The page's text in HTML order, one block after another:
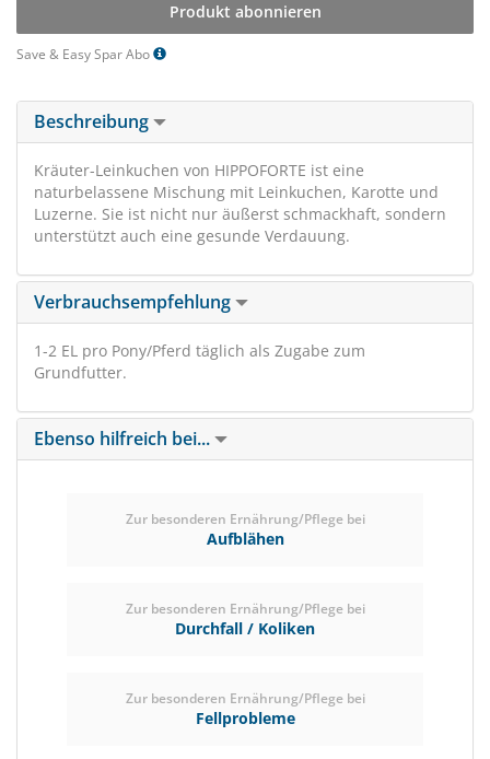
Produkt abonnieren
Save & Easy Spar Abo
Beschreibung
Kräuter-Leinkuchen von HIPPOFORTE ist eine
naturbelassene Mischung mit Leinkuchen, Karotte und
Luzerne. Sie ist nicht nur äußerst schmackhaft, sondern
unterstützt auch eine gesunde Verdauung.
Verbrauchsempfehlung
1-2 EL pro Pony/Pferd täglich als Zugabe zum
Grundfutter.
Ebenso hilfreich bei...
Zur besonderen Ernährung/Pflege bei
Aufblähen
Zur besonderen Ernährung/Pflege bei
Durchfall / Koliken
Zur besonderen Ernährung/Pflege bei
Fellprobleme